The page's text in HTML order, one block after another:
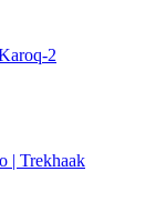
| Trekhaak